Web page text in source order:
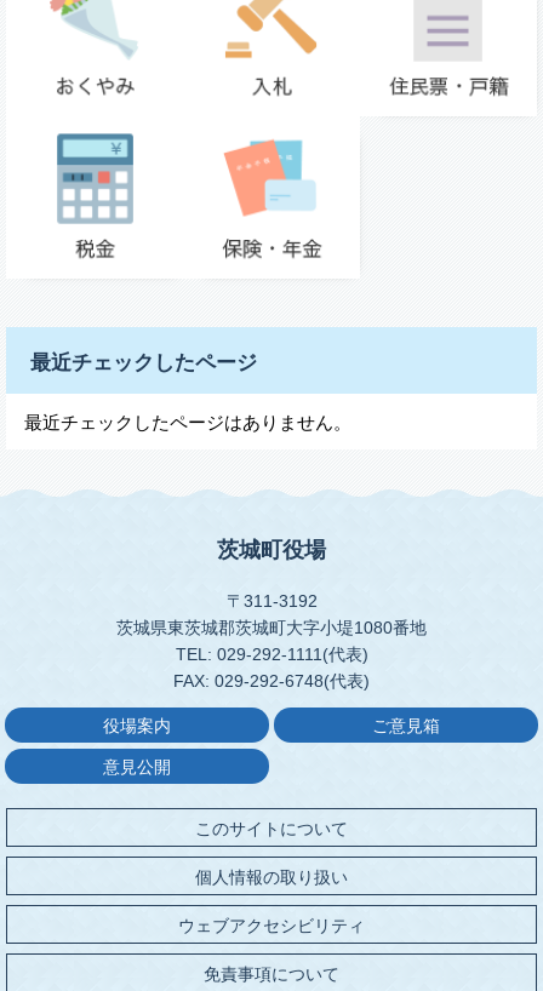
最近チェックしたページ
最近チェックしたページはありません。
茨城町役場
〒311-3192
茨城県東茨城郡茨城町大字小堤1080番地
TEL: 029-292-1111(代表)
FAX: 029-292-6748(代表)
役場案内 ご意見箱
意見公開
このサイトについて
個人情報の取り扱い
ウェブアクセシビリティ
免責事項について